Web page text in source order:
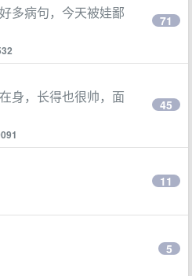
多病句，今天被娃鄙
71
身，长得也很帅，面
45
11
5